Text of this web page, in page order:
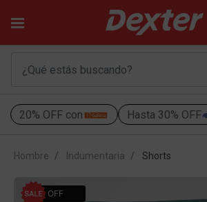
20% OFF con Hasta 30% OFF
Hombre Indumentaria Shorts
40% OFF